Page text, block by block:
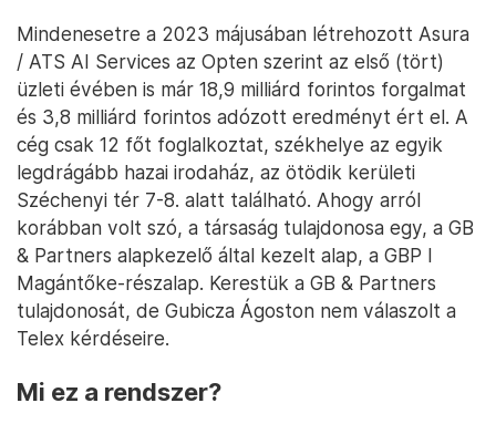
esetben akár fél év is eltelt, mire kézhez kapták a
büntetést, így azok, akik nem online vásároltak, már
bizonyítani sem tudták, hogy volt matricájuk – írta
az Autópálya Matricaszakportál, illetve a VG . Ez az
autósoknak kellemetlen, de ha a
rendszámfelismerés rosszabb arányú, az az
államnak bevételkiesést jelent a kevesebb bírság
miatt, rosszabb esetben csökkentheti a
matricavásárlást is, ha elterjed, hogy meg lehet
úszni a kontrollt.
Mindenesetre a 2023 májusában létrehozott Asura
üzleti évében is már 18,9 milliárd forintos forgalmat